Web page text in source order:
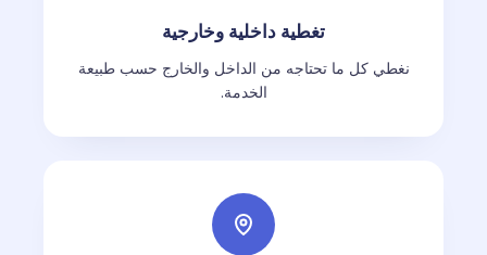
تغطية داخلية وخارجية
نغطي كل ما تحتاجه من الداخل والخارج حسب طبيعة
الخدمة.